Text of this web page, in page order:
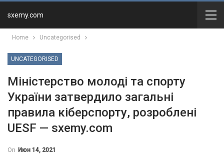
sxemy.com
Home Uncategorised
UNCATEGORISED
Міністерство молоді та спорту
України затвердило загальні
правила кіберспорту, розроблені
UESF — sxemy.com
On Июн 14, 2021